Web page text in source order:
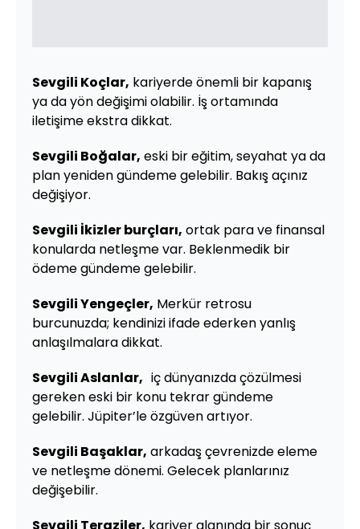
Sevgili Koçlar, kariyerde önemli bir kapanış
ya da yön değişimi olabilir. İş ortamında
iletişime ekstra dikkat.
Sevgili Boğalar, eski bir eğitim, seyahat ya da
plan yeniden gündeme gelebilir. Bakış açınız
değişiyor.
Sevgili İkizler burçları, ortak para ve finansal
konularda netleşme var. Beklenmedik bir
ödeme gündeme gelebilir.
Sevgili Yengeçler, Merkür retrosu
burcunuzda; kendinizi ifade ederken yanlış
anlaşılmalara dikkat.
Sevgili Aslanlar, iç dünyanızda çözülmesi
gereken eski bir konu tekrar gündeme
gelebilir. Jüpiter’le özgüven artıyor.
Sevgili Başaklar, arkadaş çevrenizde eleme
ve netleşme dönemi. Gelecek planlarınız
değişebilir.